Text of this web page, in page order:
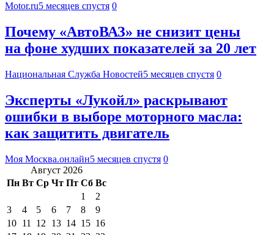
Motor.ru5 месяцев спустя 0
Почему «АвтоВАЗ» не снизит цены
на фоне худших показателей за 20 лет
Национальная Служба Новостей5 месяцев спустя 0
Эксперты «Лукойл» раскрывают
ошибки в выборе моторного масла:
как защитить двигатель
Моя Москва.онлайн5 месяцев спустя 0
Август 2026
Пн Вт Ср Чт Пт Сб Вс
1
2
3
4 5 6 7 8
9
10 11 12 13 14 15 16